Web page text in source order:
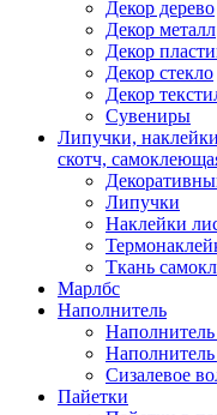
Декор дерево
Декор металл
Декор
Декор стекло
Декор
Сувениры
Липучки,
скотч,
Липучки
Наклейки
Ткань
Марлбс
Наполнитель
Сизалевое
Пайетки